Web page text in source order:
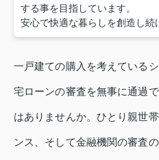
する事を目指しています。
安心で快適な暮らしを創造し続
一戸建ての購入を考えている
宅ローンの審査を無事に通過
はありませんか。ひとり親世
ンス、そして金融機関の審査